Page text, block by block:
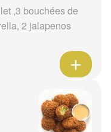
,3 bouchées de
2 jalapenos